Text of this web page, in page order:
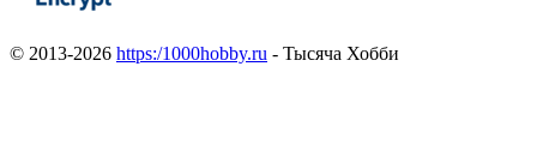
© 2013-2026 https:/1000hobby.ru - Тысяча Хобби